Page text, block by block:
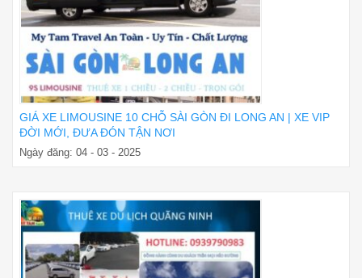
GIÁ XE LIMOUSINE 10 CHỖ SÀI GÒN ĐI LONG AN | XE VIP
ĐỜI MỚI, ĐƯA ĐÓN TẬN NƠI
Ngày đăng: 04 - 03 - 2025